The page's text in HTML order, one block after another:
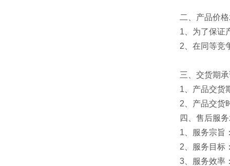
二、产品价
1、为了保证
2、在同等竞
三、交货期
1、产品交货
2、产品交货
四、售后服
1、服务宗旨
2、服务目标
3、服务效率